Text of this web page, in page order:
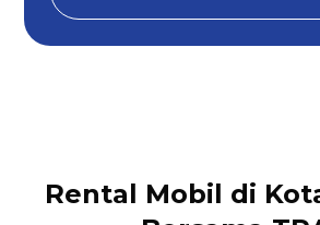
Rental Mobil di